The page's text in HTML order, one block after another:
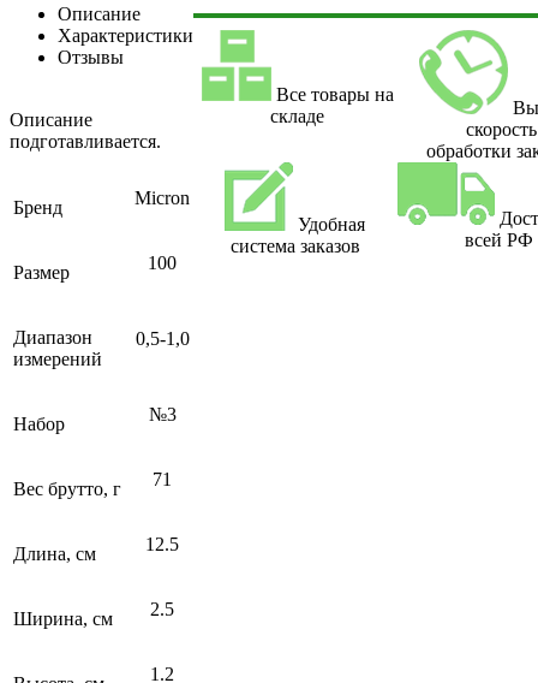
Описание
Характеристики
Отзывы
Описание
подготавливается.
Бренд Micron
Размер 100
Диапазон
измерений
0,5-1,0
Набор №3
Вес брутто, г 71
Длина, см 12.5
Ширина, см 2.5
1.2
Все товары на
складе
скорость
обработки
Удобная
система заказов
всей РФ